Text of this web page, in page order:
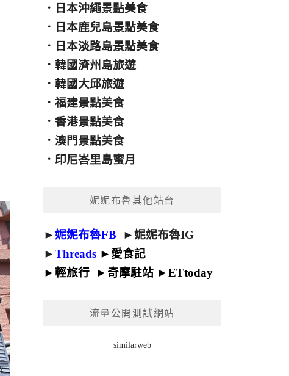
． 日本沖繩景點美食
． 日本鹿兒島景點美食
． 日本淡路島景點美食
．韓國濟州島旅遊
．韓國大邱旅遊
．福建景點美食
．香港景點美食
．澳門景點美食
． 印尼峇里島蜜月
妮妮布魯其他站台
►妮妮布魯FB ►妮妮布魯IG
►Threads ► 愛食記
►輕旅行 ► 奇摩駐站 ►ETtoday
流量公開測試網站
similarweb